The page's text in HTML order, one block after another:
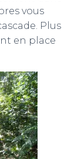
vous
Plus
en place